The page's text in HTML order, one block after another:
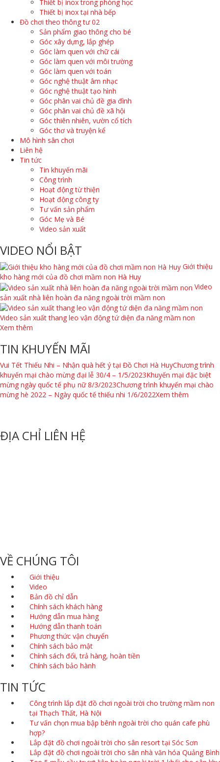
Thiết bị inox trong phòng học
Thiết bị inox tại nhà bếp
Đồ chơi theo thông tư 02
Sản phẩm giao thông cho bé
Góc xây dựng, lắp ghép
Góc làm quen với chữ cái
Góc làm quen với môi trường
Góc làm quen với toán
Góc nghệ thuật âm nhạc
Góc nghệ thuật tạo hình
Góc phân vai chủ đề gia đình
Góc phân vai chủ đề xã hội
Góc thiên nhiên, vườn cổ tích
Góc thơ và truyện kể
Mô hình sân chơi
Liên hệ
Tin tức
Tin khuyến mãi
Công trình
Hoạt động từ thiện
Hoạt động công ty
Tư vấn sản phẩm
Góc Mẹ và Bé
Video sản xuất
VIDEO NỔI BẬT
Giới thiệu
kho hàng mới của đồ chơi mầm non Hà Huy
Video
sản xuất nhà liên hoàn đa năng ngoài trời mầm non
Video sản xuất thang leo vận động tứ diện đa năng mầm non
Xem thêm
TIN KHUYẾN MÃI
Vui Tết Thiếu Nhi – Nhận quà hết ý tại Đồ Chơi Hà HuyChương trình
khuyến mại chào mừng đại lễ 30/4 – 1/5/2023Khuyến mại đặc biệt
mừng ngày quốc tế phụ nữ 8/3/2023Chương trình khuyến mại chào
mừng hè 2022 – Ngày quốc tế thiếu nhi 1/6/2022Xem thêm
ĐỊA CHỈ LIÊN HỆ
VỀ CHÚNG TÔI
Giới thiệu
Video
Bản đồ chỉ dẫn
Chính sách khách hàng
Hướng dẫn mua hàng
Hướng dẫn thanh toán
Phương thức vận chuyển
Chính sách bảo mật
Chính sách đổi, trả hàng, hoàn tiền
Chính sách bảo hành
TIN TỨC
Công trình lắp đặt đồ chơi ngoài trời cho trường mầm non
tại Thạch Thất, Hà Nội
Tư vấn chọn mua bập bênh ngoài trời cho quán cafe phù
hợp?
Lắp đặt đồ chơi ngoài trời cho sân resort tại Sóc Sơn
Lắp đặt đồ chơi ngoài trời cho sân nhà văn hóa Quảng Bình